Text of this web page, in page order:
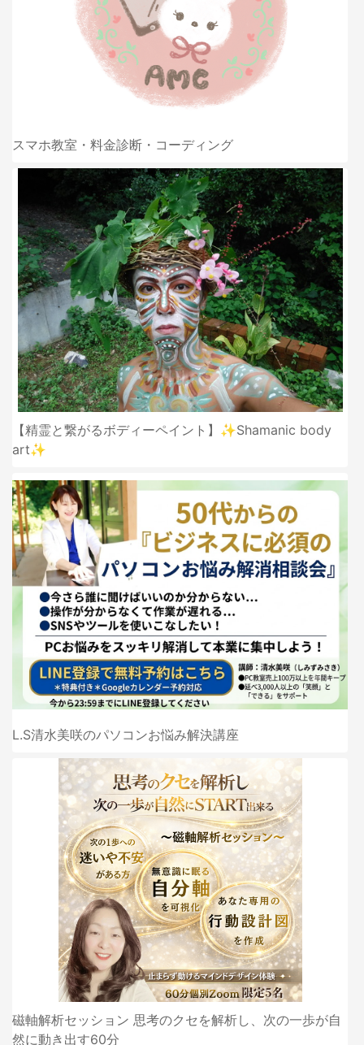
スマホ教室・料金診断・コーディング
【精霊と繋がるボディーペイント】✨Shamanic body
art✨
L.S清水美咲のパソコンお悩み解決講座
磁軸解析セッション 思考のクセを解析し、次の一歩が自
然に動き出す60分